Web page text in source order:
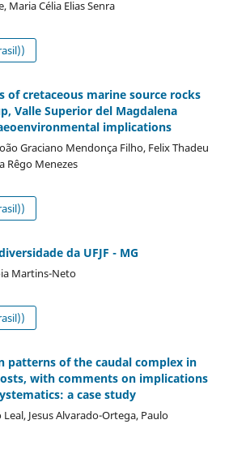
Maria Célia Elias Senra
of cretaceous marine source rocks
Valle Superior del Magdalena
implications
Graciano Mendonça Filho, Felix Thadeu
Rêgo Menezes
da UFJF - MG
Martins-Neto
patterns of the caudal complex in
with comments on implications
a case study
Jesus Alvarado-Ortega, Paulo